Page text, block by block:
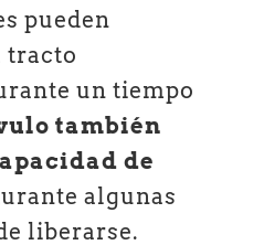
pueden
tracto
un tiempo
también
de
algunas
liberarse.